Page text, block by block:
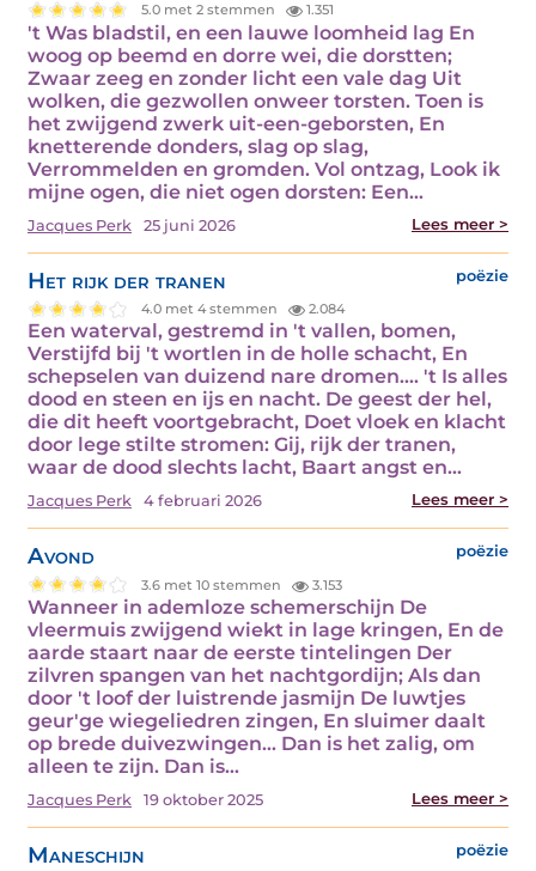
5.0 met 2 stemmen 1.351
't Was bladstil, en een lauwe loomheid lag En
woog op beemd en dorre wei, die dorstten;
Zwaar zeeg en zonder licht een vale dag Uit
wolken, die gezwollen onweer torsten. Toen is
het zwijgend zwerk uit-een-geborsten, En
knetterende donders, slag op slag,
Verrommelden en gromden. Vol ontzag, Look ik
mijne ogen, die niet ogen dorsten: Een…
Jacques Perk 25 juni 2026 Lees meer >
Het rijk der tranen poëzie
4.0 met 4 stemmen 2.084
Een waterval, gestremd in 't vallen, bomen,
Verstijfd bij 't wortlen in de holle schacht, En
schepselen van duizend nare dromen.... 't Is alles
dood en steen en ijs en nacht. De geest der hel,
die dit heeft voortgebracht, Doet vloek en klacht
door lege stilte stromen: Gij, rijk der tranen,
waar de dood slechts lacht, Baart angst en…
Jacques Perk 4 februari 2026 Lees meer >
Avond poëzie
3.6 met 10 stemmen 3.153
Wanneer in ademloze schemerschijn De
vleermuis zwijgend wiekt in lage kringen, En de
aarde staart naar de eerste tintelingen Der
zilvren spangen van het nachtgordijn; Als dan
door 't loof der luistrende jasmijn De luwtjes
geur'ge wiegeliedren zingen, En sluimer daalt
op brede duivezwingen... Dan is het zalig, om
alleen te zijn. Dan is…
Jacques Perk 19 oktober 2025 Lees meer >
Maneschijn poëzie